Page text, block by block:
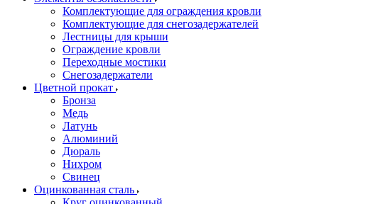
Комплектующие для ограждения кровли
Комплектующие для снегозадержателей
Лестницы для крыши
Ограждение кровли
Переходные мостики
Снегозадержатели
Цветной прокат
Бронза
Медь
Латунь
Алюминий
Дюраль
Нихром
Свинец
Оцинкованная сталь